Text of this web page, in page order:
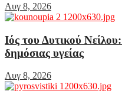
Αυγ 8, 2026
Ιός του Δυτικού
δημόσιας υγείας
Αυγ 8, 2026